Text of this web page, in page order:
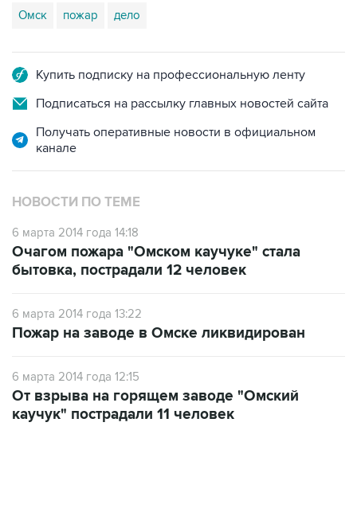
Омск пожар дело
Купить подписку на профессиональную ленту
Подписаться на рассылку главных новостей сайта
Получать оперативные новости в официальном
канале
НОВОСТИ ПО ТЕМЕ
6 марта 2014 года 14:18
Очагом пожара "Омском каучуке" стала
бытовка, пострадали 12 человек
6 марта 2014 года 13:22
Пожар на заводе в Омске ликвидирован
6 марта 2014 года 12:15
От взрыва на горящем заводе "Омский
каучук" пострадали 11 человек